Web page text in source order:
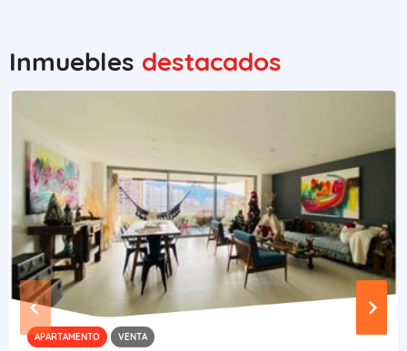
Inmuebles destacados
APARTAMENTO VENTA